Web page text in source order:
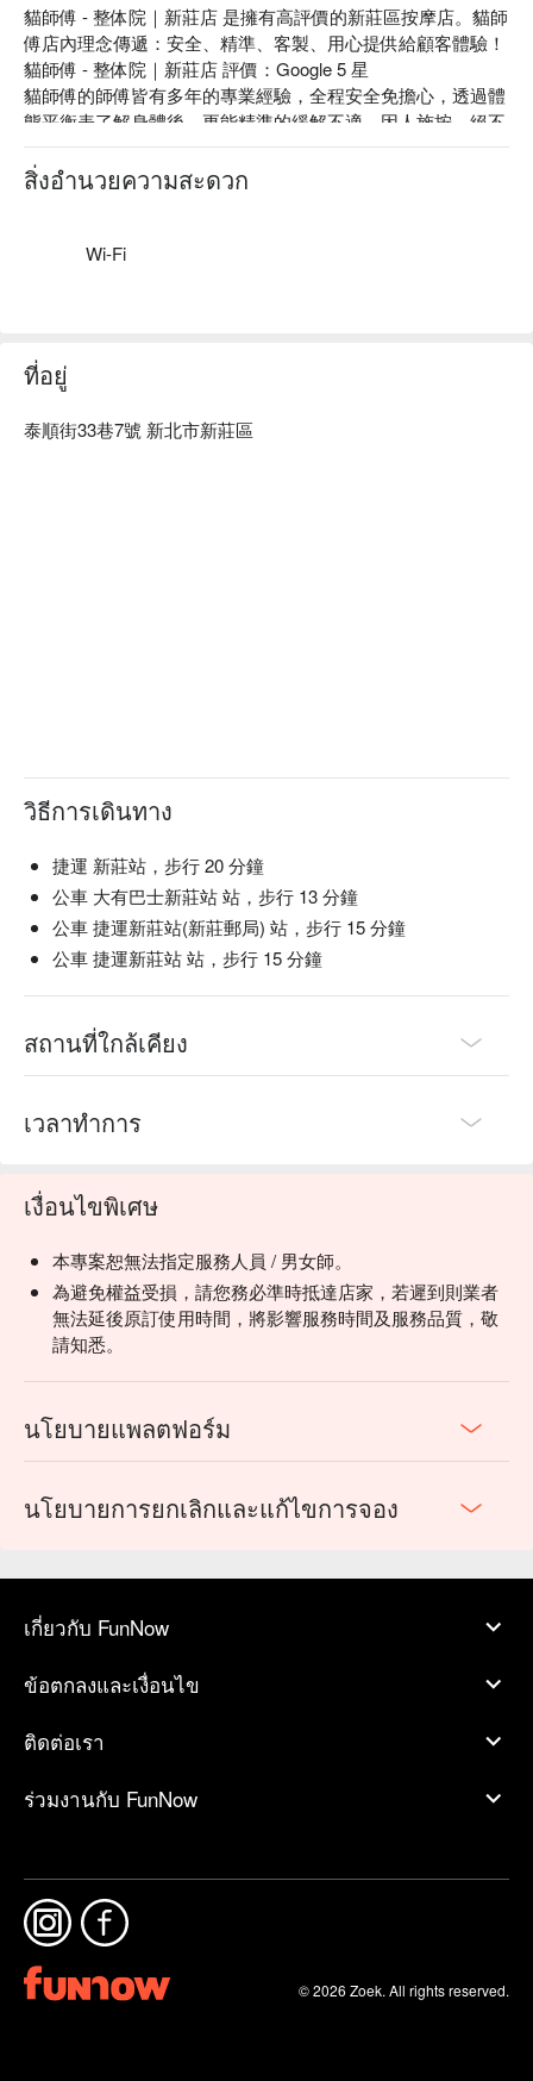
貓師傅 - 整体院｜新莊店 是擁有高評價的新莊區按摩店。貓師
傅店內理念傳遞：安全、精準、客製、用心提供給顧客體驗！
貓師傅 - 整体院｜新莊店 評價：Google 5 星
貓師傅的師傅皆有多年的專業經驗，全程安全免擔心，透過體
態平衡表了解身體後，更能精準的緩解不適，因人施按，絕不
會一套制式手法按所有人，細心觀察受痛程度並作調整，耐心
講解不適原因。
導肩膀僵硬釋壓。
สิ่งอำนวยความสะดวก
Wi-Fi
ที่อยู่
泰順街33巷7號 新北市新莊區
วิธีการเดินทาง
捷運 新莊站，步行 20 分鐘
公車 大有巴士新莊站 站，步行 13 分鐘
公車 捷運新莊站(新莊郵局) 站，步行 15 分鐘
公車 捷運新莊站 站，步行 15 分鐘
สถานที่ใกล้เคียง
เวลาทำการ
เงื่อนไขพิเศษ
本專案恕無法指定服務人員 / 男女師。
為避免權益受損，請您務必準時抵達店家，若遲到則業者
無法延後原訂使用時間，將影響服務時間及服務品質，敬
請知悉。
นโยบายแพลตฟอร์ม
นโยบายการยกเลิกและแก้ไขการจอง
เกี่ยวกับ FunNow
ข้อตกลงและเงื่อนไข
ติดต่อเรา
ร่วมงานกับ FunNow
© 2026 Zoek. All rights reserved.